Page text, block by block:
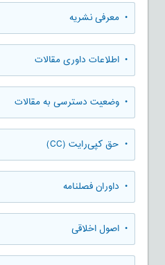
• معرفی نشریه
• اطلاعات داوری مقالات
• وضعیت دسترسی به مقالات
• حق کپی‌رایت (CC)
• داوران فصلنامه
• اصول اخلاقی